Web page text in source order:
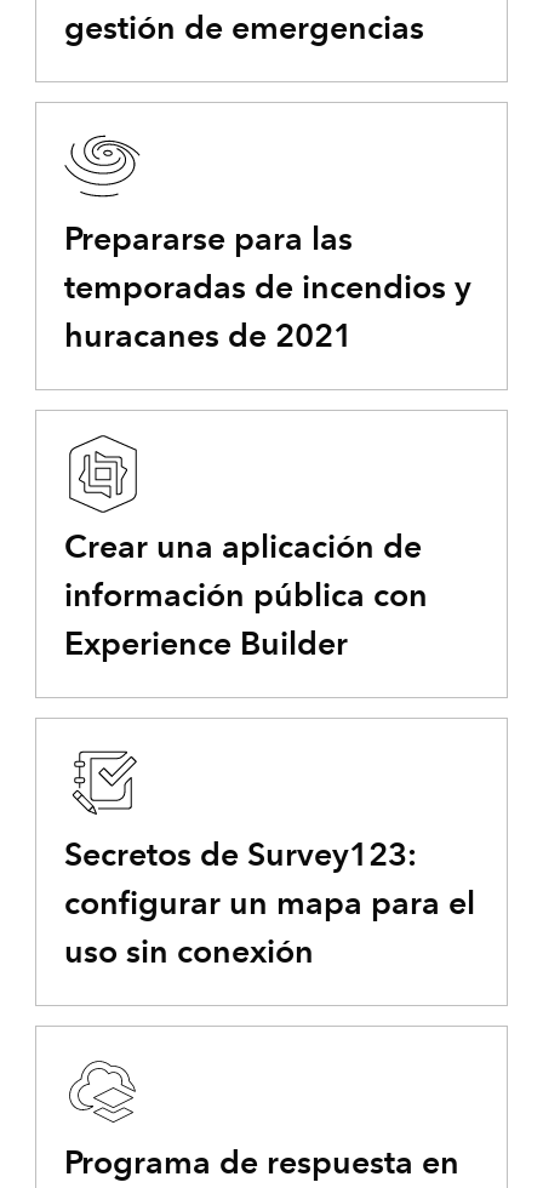
gestión de emergencias
Prepararse para las
temporadas de incendios y
huracanes de 2021
Crear una aplicación de
información pública con
Experience Builder
Secretos de Survey123:
configurar un mapa para el
uso sin conexión
Programa de respuesta en